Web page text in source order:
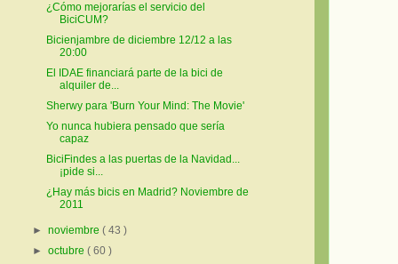
¿Cómo mejorarías el servicio del
BiciCUM?
Bicienjambre de diciembre 12/12 a las
20:00
El IDAE financiará parte de la bici de
alquiler de...
Sherwy para 'Burn Your Mind: The Movie'
Yo nunca hubiera pensado que sería
capaz
BiciFindes a las puertas de la Navidad...
¡pide si...
¿Hay más bicis en Madrid? Noviembre de
2011
►noviembre( 43 )
►octubre( 60 )